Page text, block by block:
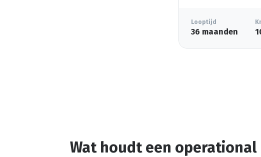
Looptijd
36 maanden
Wat houdt een operational